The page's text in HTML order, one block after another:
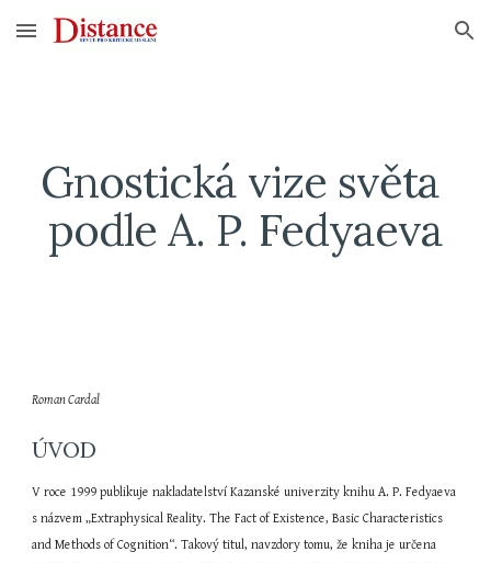
Skip to main content Skip to navigation
Gnostická vize světa
podle A. P. Fedyaeva
Roman Cardal
ÚVOD
V roce 1999 publikuje nakladatelství Kazanské univerzity knihu A. P. Fedyaeva
s názvem „Extraphysical Reality. The Fact of Existence, Basic Characteristics
and Methods of Cognition“. Takový titul, navzdory tomu, že kniha je určena